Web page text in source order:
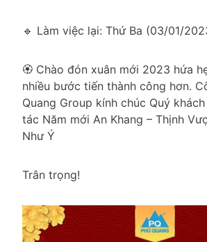
🔹 Làm việc lại: Thứ Ba (03/01/
️🏵️ Chào đón xuân mới 2023 hứa
nhiều bước tiến thành công hơn.
Quang Group kính chúc Quý
tác Năm mới An Khang – Thịnh
Như Ý
Trân trọng!